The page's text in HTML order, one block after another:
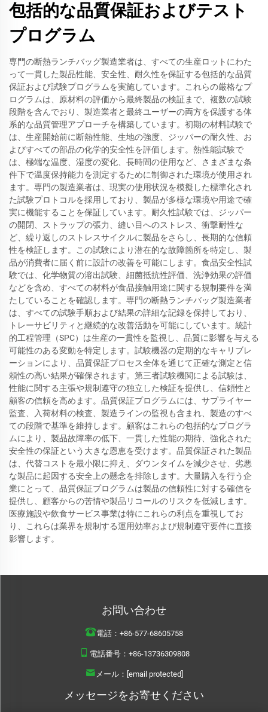
包括的な品質保証およびテスト
プログラム
専門の断熱ランチバッグ製造業者は、すべての生産ロットにわた
って一貫した製品性能、安全性、耐久性を保証する包括的な品質
保証および試験プログラムを実施しています。これらの厳格なプ
ログラムは、原材料の評価から最終製品の検証まで、複数の試験
段階を含んでおり、製造業者と最終ユーザーの両方を保護する体
系的な品質管理アプローチを構築しています。初期の材料試験で
は、生産開始前に断熱性能、生地の強度、ジッパーの耐久性、お
よびすべての部品の化学的安全性を評価します。熱性能試験で
は、極端な温度、湿度の変化、長時間の使用など、さまざまな条
件下で温度保持能力を測定するために制御された環境が使用され
ます。専門の製造業者は、現実の使用状況を模擬した標準化され
た試験プロトコルを採用しており、製品が多様な環境や用途で確
実に機能することを保証しています。耐久性試験では、ジッパー
の開閉、ストラップの張力、縫い目へのストレス、衝撃耐性な
ど、繰り返しのストレスサイクルに製品をさらし、長期的な信頼
性を検証します。この試験により潜在的な故障箇所を特定し、製
品が消費者に届く前に設計の改善を可能にします。食品安全性試
験では、化学物質の溶出試験、細菌抵抗性評価、洗浄効果の評価
などを含め、すべての材料が食品接触用途に関する規制要件を満
たしていることを確認します。専門の断熱ランチバッグ製造業者
は、すべての試験手順および結果の詳細な記録を保持しており、
トレーサビリティと継続的な改善活動を可能にしています。統計
的工程管理（SPC）は生産の一貫性を監視し、品質に影響を与える
可能性のある変動を特定します。試験機器の定期的なキャリブレ
ーションにより、品質保証プロセス全体を通じて正確な測定と信
頼性の高い結果が確保されます。第三者試験機関による試験は、
性能に関する主張や規制遵守の独立した検証を提供し、信頼性と
顧客の信頼を高めます。品質保証プログラムには、サプライヤー
監査、入荷材料の検査、製造ラインの監視も含まれ、製造のすべ
ての段階で基準を維持します。顧客はこれらの包括的なプログラ
ムにより、製品故障率の低下、一貫した性能の期待、強化された
安全性の保証という大きな恩恵を受けます。品質保証された製品
は、代替コストを最小限に抑え、ダウンタイムを減少させ、劣悪
な製品に起因する安全上の懸念を排除します。大量購入を行う企
業にとって、品質保証プログラムは製品の信頼性に対する確信を
提供し、顧客からの苦情や製品リコールのリスクを低減します。
医療施設や飲食サービス事業は特にこれらの利点を重視してお
り、これらは業界を規制する運用効率および規制遵守要件に直接
影響します。
お問い合わせ
電話： +86-577-68605758
電話番号： +86-13736309808
メール： [email protected]
メッセージをお寄せください